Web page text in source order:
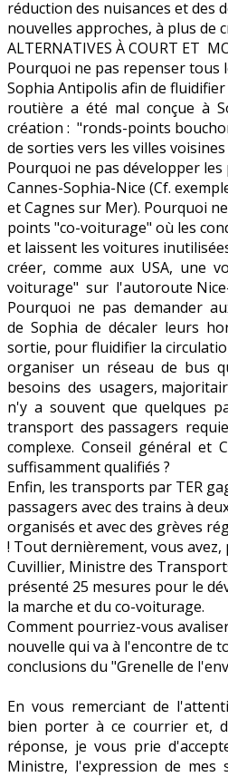
réduction des nuisances et des
nouvelles approches, à plus de
ALTERNATIVES À COURT ET
Pourquoi ne pas repenser tous
Sophia Antipolis afin de
routière a été mal conçue à
création : "ronds-points
de sorties vers les villes
Pourquoi ne pas développer les
Cannes-Sophia-Nice (Cf.
et Cagnes sur Mer). Pourquoi
points "co-voiturage" où les
et laissent les voitures
créer, comme aux USA, une
voiturage" sur l'autoroute
Pourquoi ne pas demander
de Sophia de décaler leurs
sortie, pour fluidifier la
organiser un réseau de bus
besoins des usagers,
n'y a souvent que quelques
transport des passagers
complexe. Conseil général et
suffisamment qualifiés ?
Enfin, les transports par TER
passagers avec des trains à
organisés et avec des grèves
! Tout dernièrement, vous avez,
Cuvillier, Ministre des
présenté 25 mesures pour le
la marche et du co-voiturage.
Comment pourriez-vous
nouvelle qui va à l'encontre de
conclusions du "Grenelle de
En vous remerciant de
bien porter à ce courrier et,
réponse, je vous prie
Ministre, l'expression de mes